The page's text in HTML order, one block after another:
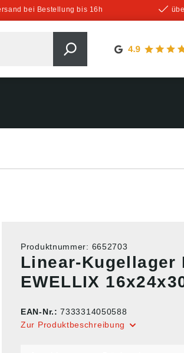
bei Bestellung bis 16h
Produktnummer: 6652703
Linear-Kugellager
EWELLIX
EAN-Nr.:7333314050588
Zur Produktbeschreibung